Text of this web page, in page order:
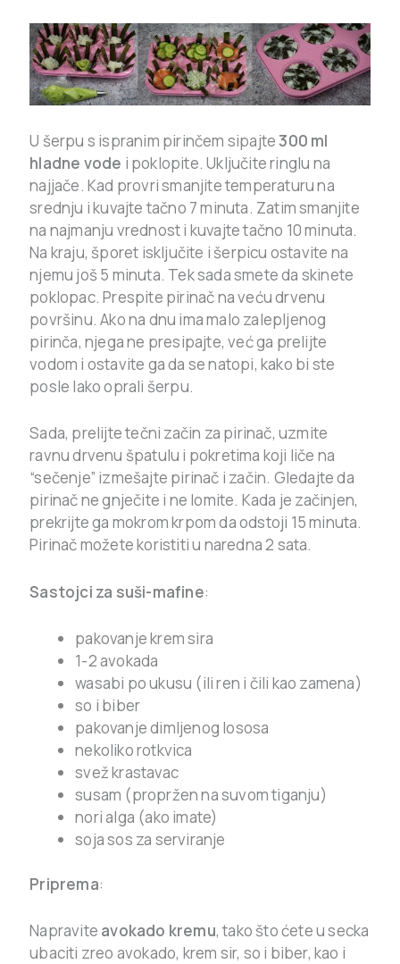
U šerpu s ispranim pirinčem sipajte300 ml
hladne vode i poklopite. Uključite ringlu na
najjače. Kad provri smanjite temperaturu na
srednju i kuvajte tačno 7 minuta. Zatim smanjite
na najmanju vrednost i kuvajte tačno 10 minuta.
Na kraju, šporet isključite i šerpicu ostavite na
njemu još 5 minuta. Tek sada smete da skinete
poklopac. Prespite pirinač na veću drvenu
površinu. Ako na dnu ima malo zalepljenog
pirinča, njega ne presipajte, već ga prelijte
vodom i ostavite ga da se natopi, kako bi ste
posle lako oprali šerpu.
Sada, prelijte tečni začin za pirinač, uzmite
ravnu drvenu špatulu i pokretima koji liče na
“sečenje” izmešajte pirinač i začin. Gledajte da
pirinač ne gnječite i ne lomite. Kada je začinjen,
prekrijte ga mokrom krpom da odstoji 15 minuta.
Pirinač možete koristiti u naredna 2 sata.
Sastojci za suši-mafine:
pakovanje krem sira
1-2 avokada
wasabi po ukusu (ili ren i čili kao zamena)
so i biber
pakovanje dimljenog lososa
nekoliko rotkvica
svež krastavac
susam (propržen na suvom tiganju)
nori alga (ako imate)
soja sos za serviranje
Priprema:
Napravite avokado kremu, tako što ćete u secka
ubaciti zreo avokado, krem sir, so i biber, kao i